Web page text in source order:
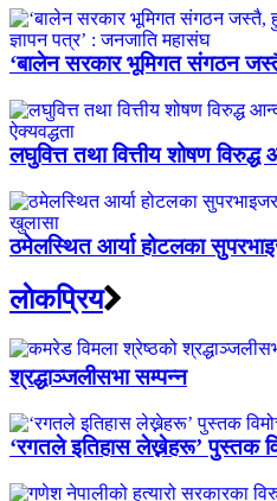
‘बालेन सरकार भूमिगत संगठन
लघुवित्त तथा वित्तीय शोषण
ठमेलस्थित आर्या होटलका
लाेकप्रिय
श्रद्धाञ्जलीसभा सम्पन्न
‘रगतले इतिहास लेख्नेहरू’ पुस्तक